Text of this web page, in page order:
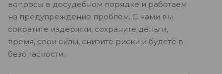
вопросы в досудебном порядке и работаем
на предупреждение проблем. С нами вы
сократите издержки, сохраните деньги,
время, свои силы, снизите риски и будете в
безопасности.